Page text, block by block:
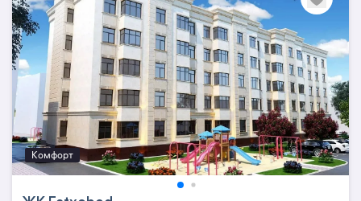
Комфорт